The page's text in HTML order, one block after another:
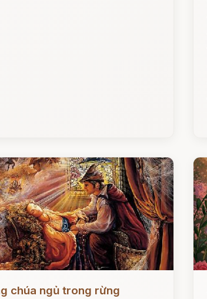
chúa ngủ trong rừng